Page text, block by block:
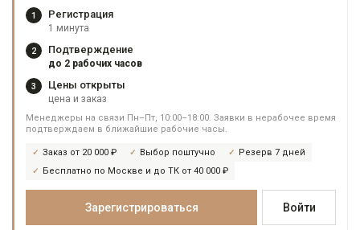
1 Регистрация
1 минута
2 Подтверждение
до 2 рабочих часов
3 Цены открыты
цена и заказ
Менеджеры на связи Пн–Пт, 10:00–18:00. Заявки в нерабочее время
подтверждаем в ближайшие рабочие часы.
Заказ от 20 000 ₽ Выбор поштучно
Резерв 7 дней
Бесплатно по Москве и до ТК от 40 000 ₽
Зарегистрироваться Войти